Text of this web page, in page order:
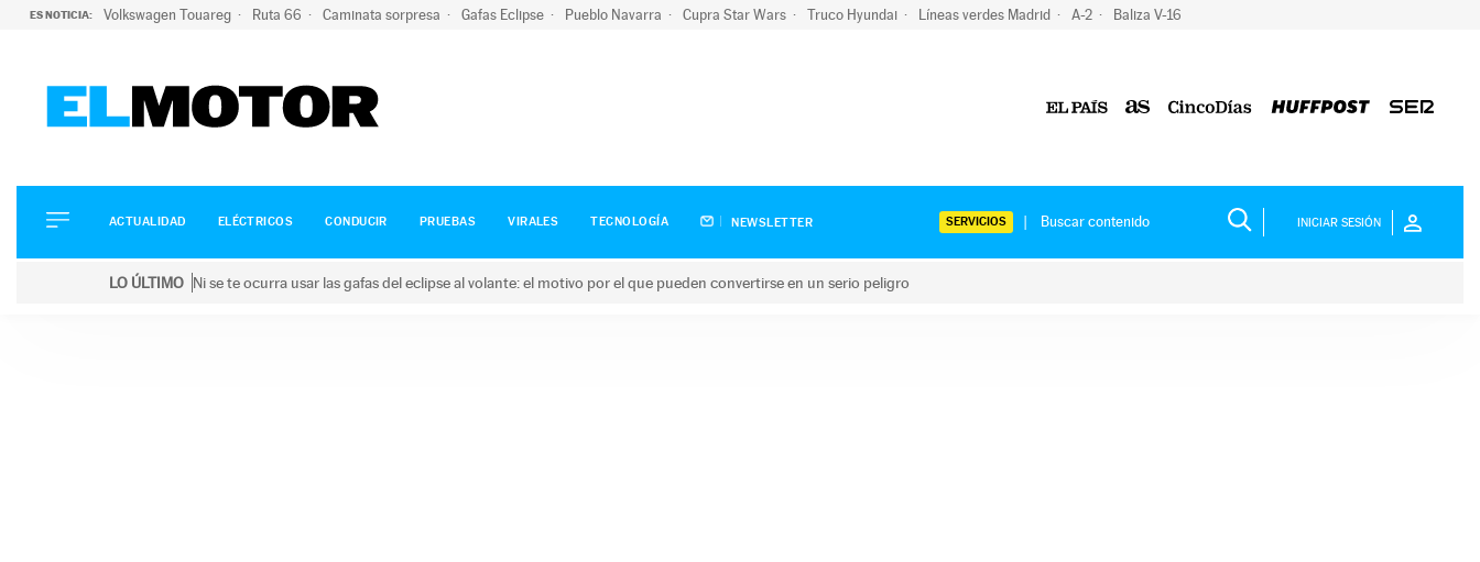
ES NOTICIA: Volkswagen Touareg Ruta 66 Caminata sorpresa Gafas Eclipse Pueblo Navarra Cupra Star Wars Truco Hyundai Líneas verdes Madrid A-2 Baliza V-16
ELÉCTRICOS
CONDUCIR
ACTUALIDAD ELÉCTRICOS CONDUCIR PRUEBAS VIRALES TECNOLOGÍA NEWSLETTER SERVICIOS INICIAR SESIÓN
LO ÚLTIMO Ni se te ocurra usar las gafas del eclipse al volante: el motivo por el que pueden convertirse en un serio peligro